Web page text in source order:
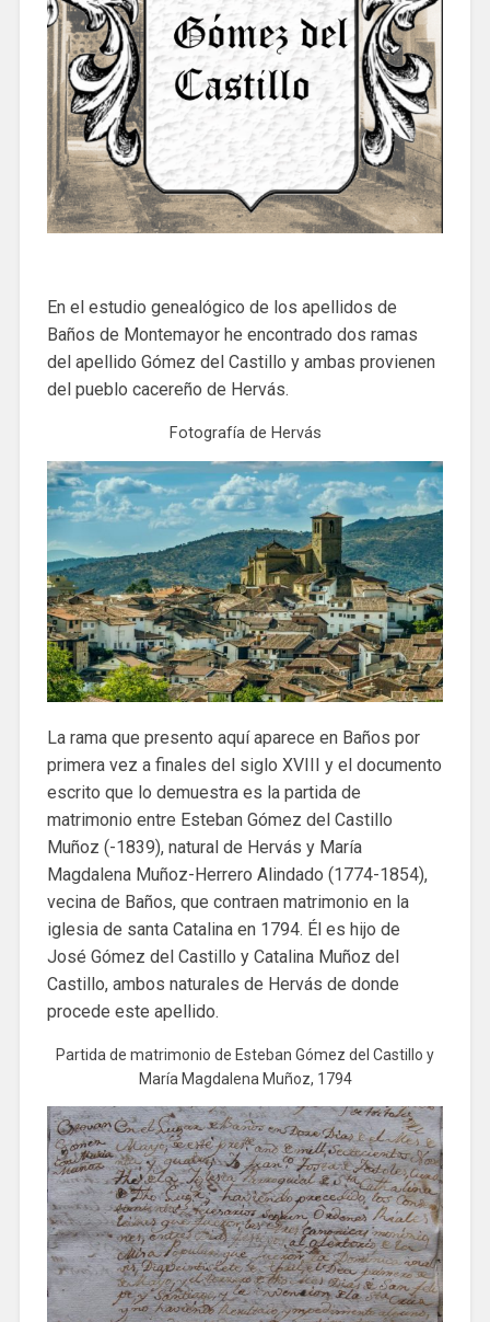
En el estudio genealógico de los apellidos de
Baños de Montemayor he encontrado dos ramas
del apellido Gómez del Castillo y ambas provienen
del pueblo cacereño de Hervás.
Fotografía de Hervás
La rama que presento aquí aparece en Baños por
primera vez a finales del siglo XVIII y el documento
escrito que lo demuestra es la partida de
matrimonio entre Esteban Gómez del Castillo
Muñoz (-1839), natural de Hervás y María
Magdalena Muñoz-Herrero Alindado (1774-1854),
vecina de Baños, que contraen matrimonio en la
iglesia de santa Catalina en 1794. Él es hijo de
José Gómez del Castillo y Catalina Muñoz del
Castillo, ambos naturales de Hervás de donde
procede este apellido.
Partida de matrimonio de Esteban Gómez del Castillo y
María Magdalena Muñoz, 1794